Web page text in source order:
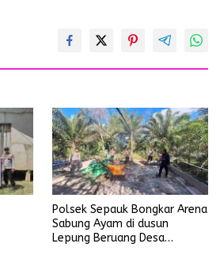
Polsek Sepauk Bongkar Arena
Sabung Ayam di dusun
Lepung Beruang Desa